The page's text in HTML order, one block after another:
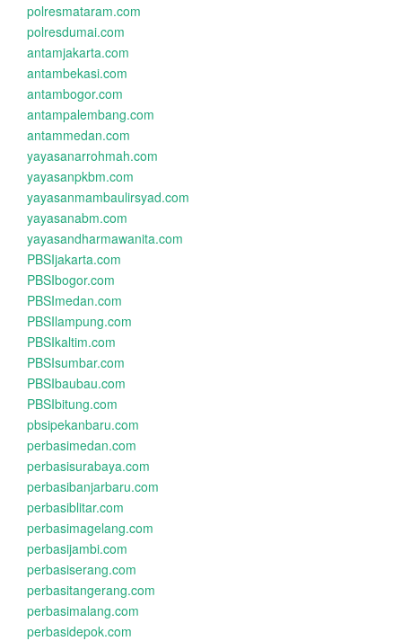
polresmataram.com
polresdumai.com
antamjakarta.com
antambekasi.com
antambogor.com
antampalembang.com
antammedan.com
yayasanarrohmah.com
yayasanpkbm.com
yayasanmambaulirsyad.com
yayasanabm.com
yayasandharmawanita.com
PBSIjakarta.com
PBSIbogor.com
PBSImedan.com
PBSIlampung.com
PBSIkaltim.com
PBSIsumbar.com
PBSIbaubau.com
PBSIbitung.com
pbsipekanbaru.com
perbasimedan.com
perbasisurabaya.com
perbasibanjarbaru.com
perbasiblitar.com
perbasimagelang.com
perbasijambi.com
perbasiserang.com
perbasitangerang.com
perbasimalang.com
perbasidepok.com